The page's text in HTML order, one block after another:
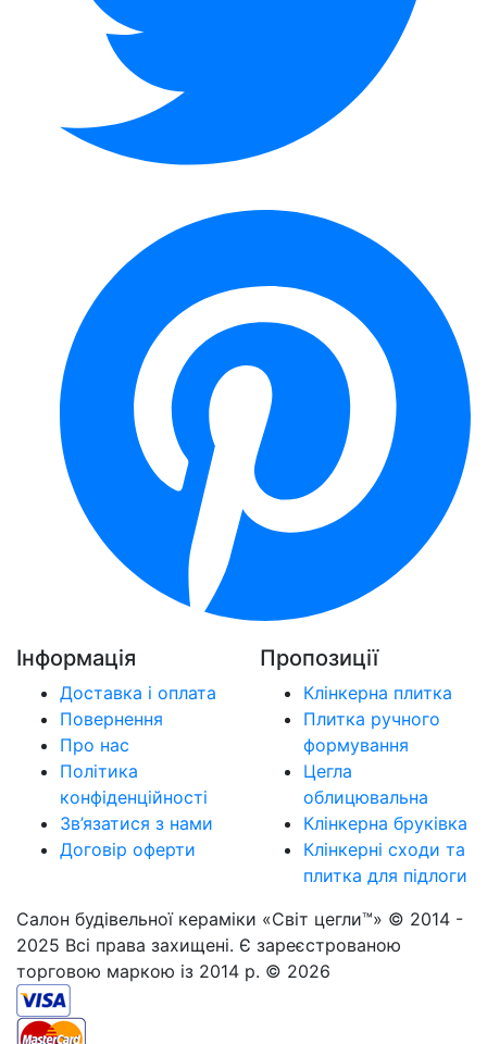
Інформація
Доставка і оплата
Повернення
Про нас
Політика
конфіденційності
Зв’язатися з нами
Договір оферти
Пропозиції
Клінкерна плитка
Плитка ручного
формування
Цегла
облицювальна
Клінкерна бруківка
Клінкерні сходи та
плитка для підлоги
Салон будівельної кераміки «Світ цегли™» © 2014 -
2025 Всі права захищені. Є зареєстрованою
торговою маркою із 2014 р. © 2026